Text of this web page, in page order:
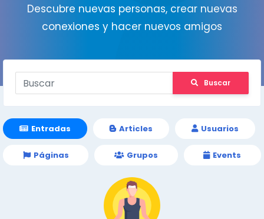
Descubre nuevas personas, crear nuevas
conexiones y hacer nuevos amigos
Buscar
Entradas Articles Usuarios
Páginas Grupos Events